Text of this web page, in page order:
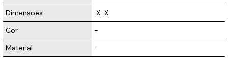
Dimensões
X X
Cor
-
Material
-